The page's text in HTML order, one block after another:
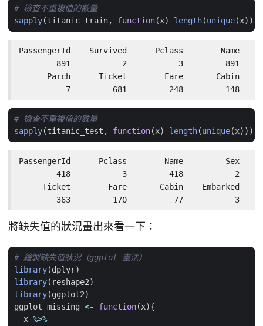
# 檢查不重複值的數量
sapply(titanic_train, function(x) length(unique(x)))
PassengerId    Survived      Pclass        Name
891           2           3         891
Parch      Ticket        Fare       Cabin
7         681         248         148
# 檢查不重複值的數量
sapply(titanic_test , function(x) length(unique(x)))
PassengerId      Pclass        Name         Sex
418           3         418           2
     Ticket        Fare       Cabin    Embarked
        363         170          77           3
將缺失值的狀況畫出來看一下：
# 繪製缺失值狀況（ggplot 畫法）
library(dplyr)
library( reshape2)
library(ggplot2)
ggplot_missing <- function(x){
x %>%